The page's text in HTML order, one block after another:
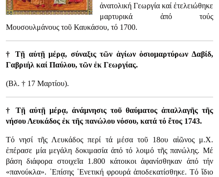
ἀνατολική Γεωργία καί ἐτελειώθηκε
μαρτυρικά ἀπό τούς
Μουσουλμάνους τοῦ Καυκάσου, τό 1700.
† Τῇ αὐτῇ μέρᾳ, σύναξις τῶν ἁγίων ὁσιομαρτύρων Δαβίδ,
Γαβριήλ καί Παύλου, τῶν ἐκ Γεωργίας.
(Βλ. † 17 Μαρτίου).
† Τῇ αὐτῇ μέρᾳ, ἀνάμνησις τοῦ θαύματος ἀπαλλαγῆς τῆς
νήσου Λευκάδος ἐκ τῆς πανώλου νόσου, κατά τό ἔτος 1743.
Τό νησί τῆς Λευκάδος περί τά μέσα τοῦ 18ου αἰῶνος μ.Χ.
ἐπέρασε μία μεγάλη δοκιμασία ἀπό τό λοιμό τῆς πανώλης. Μέ
βάση διάφορα στοιχεῖα 1.800 κάτοικοι ἀφανίσθηκαν ἀπό τήν
«πανούκλα». ᾿Επίσης ῾Ενετική φρουρά ἀποδεκατίσθηκε. Τό ἴδιο